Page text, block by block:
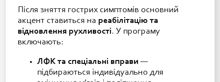
Після зняття гострих симптомів основний
акцент ставиться на реабілітацію та
відновлення рухливості. У програму
включають:
ЛФК та спеціальні вправи —
підбираються індивідуально для